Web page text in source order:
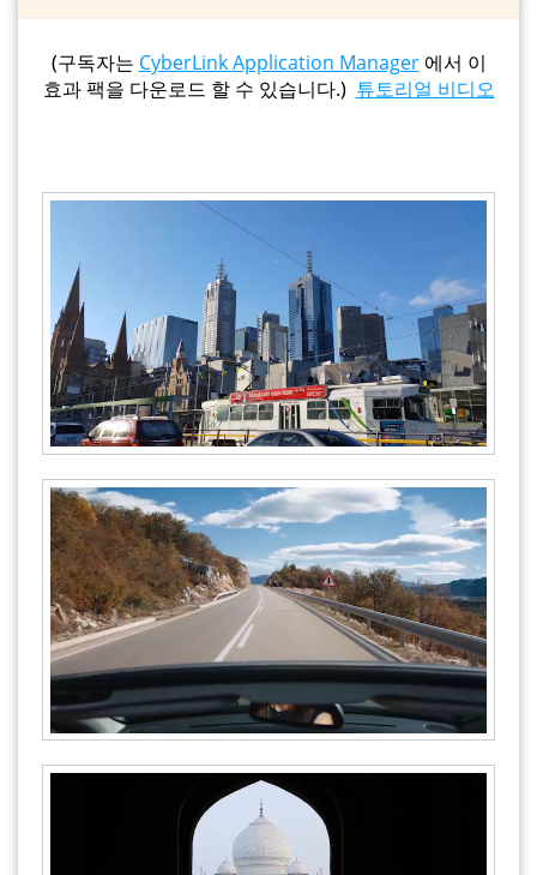
(구독자는 CyberLink Application Manager에서 이
효과 팩을 다운로드 할 수 있습니다.) 튜토리얼 비디오